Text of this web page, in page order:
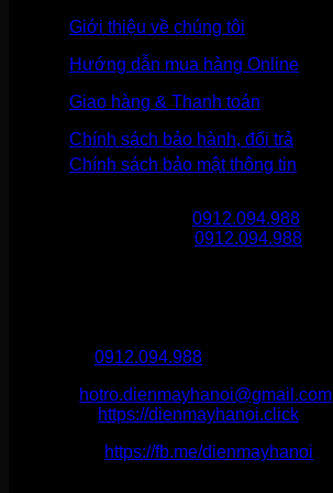
Giới thiệu về chúng tôi
Hướng dẫn mua hàng Online
Giao hàng & Thanh toán
Chính sách bảo hành, đổi trả
Chính sách bảo mật thông tin
0912.094.988
0912.094.988
0912.094.988
hotro.dienmayhanoi@gmail.com
https://dienmayhanoi.click
https://fb.me/dienmayhanoi